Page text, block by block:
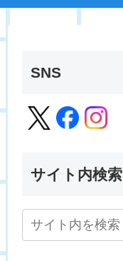
SNS
サイト内検索